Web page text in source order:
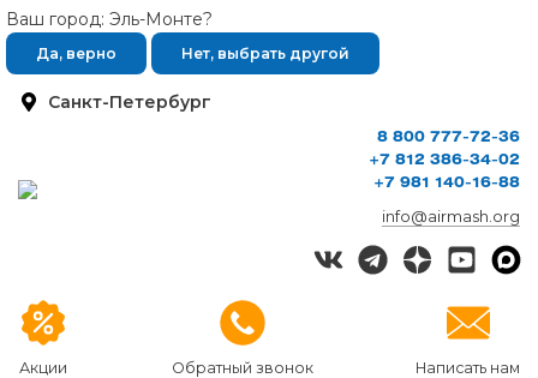
Санкт-Петербург
Ваш город: Эль-Монте?
Да, верно Нет, выбрать другой
Акции Обратный звонок Написать нам
8 800 777-72-36
+7 812 386-34-02
+7 981 140-16-88
info@airmash.org